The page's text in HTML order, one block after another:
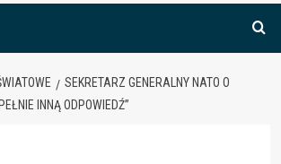
SEKRETARZ GENERALNY NATO O
INNĄ ODPOWIEDŹ”